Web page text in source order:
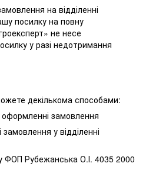
на відділенні
посилку на повну
не несе
у разі недотримання
декількома способами:
замовлення
у відділенні
Рубежанська О.І. 4035 2000